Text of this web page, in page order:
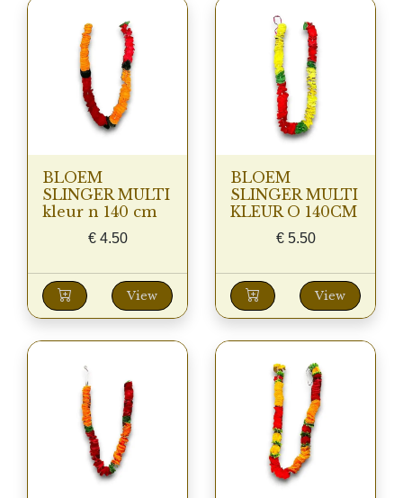
BLOEM
SLINGER MULTI
kleur n 140 cm
€4.50
View
BLOEM
SLINGER MULTI
KLEUR O 140CM
€5.50
View